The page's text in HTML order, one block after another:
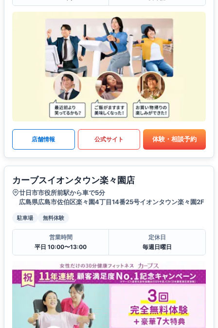
店舗情報 公式サイト 体験・相談予約
カーブスイオンタウン楽々園店
廿日市市役所前駅から車で5分
広島県広島市佐伯区楽々園4丁目14番25号イオンタウン楽々園2F
駐車場 無料体験
営業時間
平日 10:00〜13:00
定休日
毎週日曜日